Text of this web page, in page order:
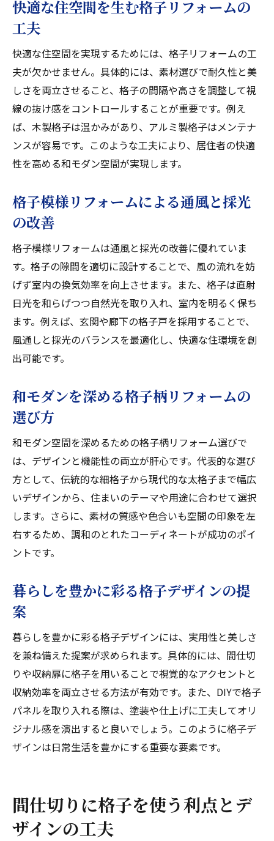
快適な住空間を生む格子リフォームの
工夫
快適な住空間を実現するためには、格子リフォームの工
夫が欠かせません。具体的には、素材選びで耐久性と美
しさを両立させること、格子の間隔や高さを調整して視
線の抜け感をコントロールすることが重要です。例え
ば、木製格子は温かみがあり、アルミ製格子はメンテナ
ンスが容易です。このような工夫により、居住者の快適
性を高める和モダン空間が実現します。
格子模様リフォームによる通風と採光
の改善
格子模様リフォームは通風と採光の改善に優れていま
す。格子の隙間を適切に設計することで、風の流れを妨
げず室内の換気効率を向上させます。また、格子は直射
日光を和らげつつ自然光を取り入れ、室内を明るく保ち
ます。例えば、玄関や廊下の格子戸を採用することで、
風通しと採光のバランスを最適化し、快適な住環境を創
出可能です。
和モダンを深める格子柄リフォームの
選び方
和モダン空間を深めるための格子柄リフォーム選びで
は、デザインと機能性の両立が肝心です。代表的な選び
方として、伝統的な細格子から現代的な太格子まで幅広
いデザインから、住まいのテーマや用途に合わせて選択
します。さらに、素材の質感や色合いも空間の印象を左
右するため、調和のとれたコーディネートが成功のポイ
ントです。
暮らしを豊かに彩る格子デザインの提
案
暮らしを豊かに彩る格子デザインには、実用性と美しさ
を兼ね備えた提案が求められます。具体的には、間仕切
りや収納扉に格子を用いることで視覚的なアクセントと
収納効率を両立させる方法が有効です。また、DIYで格子
パネルを取り入れる際は、塗装や仕上げに工夫してオリ
ジナル感を演出すると良いでしょう。このように格子デ
ザインは日常生活を豊かにする重要な要素です。
間仕切りに格子を使う利点とデ
ザインの工夫